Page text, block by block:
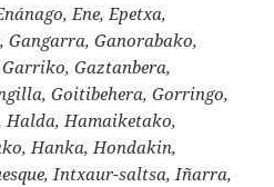
Ene, Epetxa,
Gangarra, Ganorabako,
Gaztanbera,
Goitibehera, Gorringo,
Hamaiketako,
Hanka, Hondakin,
Intxaur-saltsa, Iñarra,